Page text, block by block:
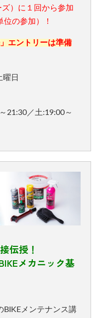
）に１回から参加
の参加）！
エントリーは準備
日
21:30／土:19:00～
伝授！
メカニック基
BIKEメンテナンス講